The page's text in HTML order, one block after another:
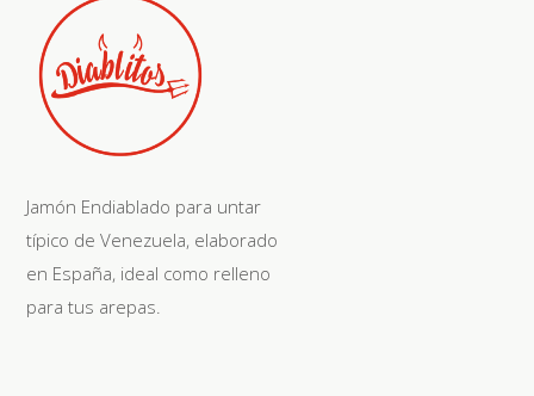
Jamón Endiablado para untar
típico de Venezuela, elaborado
en España, ideal como relleno
para tus arepas.